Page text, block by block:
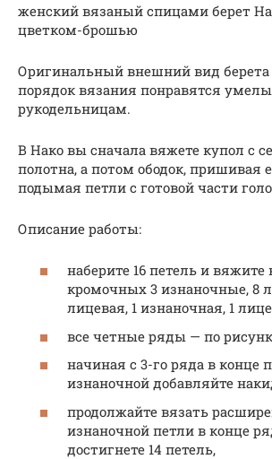
женский вязаный спицами берет
цветком-брошью
Оригинальный внешний вид берета
порядок вязания понравятся
рукодельницам.
В Нако вы сначала вяжете купол с
полотна, а потом ободок, пришивая
подымая петли с готовой части
Описание работы:
наберите 16 петель и вяжите
кромочных 3 изнаночные, 8
лицевая, 1 изнаночная, 1
все четные ряды — по
начиная с 3-го ряда в конце
изнаночной добавляйте
продолжайте вязать
изнаночной петли в конце
достигнете 14 петель,